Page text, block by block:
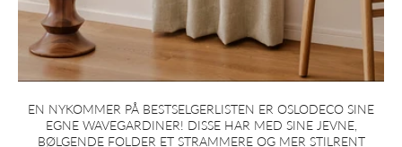
EN NYKOMMER PÅ BESTSELGERLISTEN ER OSLODECO SINE
EGNE WAVEGARDINER! DISSE HAR MED SINE JEVNE,
BØLGENDE FOLDER ET STRAMMERE OG MER STILRENT